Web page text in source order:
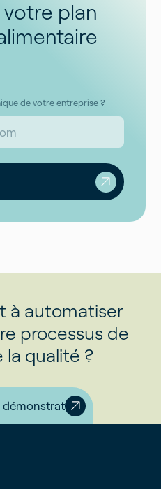
plan
de votre entreprise ?
à automatiser
processus de
qualité ?
démonstration